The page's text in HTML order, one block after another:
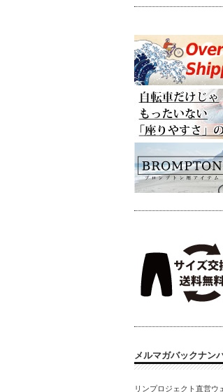
メルマガバックナン
リンプロジェクト直営ウ